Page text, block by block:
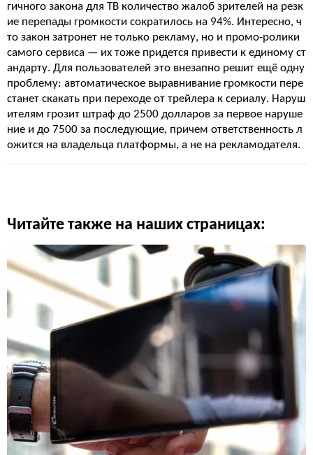
гичного закона для ТВ количество жалоб зрителей на резк
ие перепады громкости сократилось на 94%. Интересно, ч
то закон затронет не только рекламу, но и промо-ролики
самого сервиса — их тоже придется привести к единому ст
андарту. Для пользователей это внезапно решит ещё одну
проблему: автоматическое выравнивание громкости пере
станет скакать при переходе от трейлера к сериалу. Наруш
ителям грозит штраф до 2500 долларов за первое наруше
ние и до 7500 за последующие, причем ответственность л
ожится на владельца платформы, а не на рекламодателя.
Читайте также на наших страницах: